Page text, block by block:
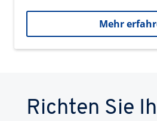
Mehr
Richten Sie